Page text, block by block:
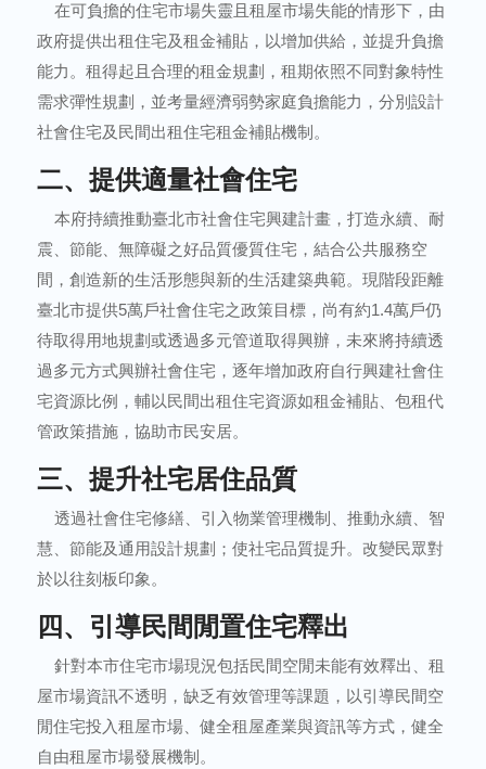
在可負擔的住宅市場失靈且租屋市場失能的情形下，由
政府提供出租住宅及租金補貼，以增加供給，並提升負擔
能力。租得起且合理的租金規劃，租期依照不同對象特性
需求彈性規劃，並考量經濟弱勢家庭負擔能力，分別設計
社會住宅及民間出租住宅租金補貼機制。
二、提供適量社會住宅
本府持續推動臺北市社會住宅興建計畫，打造永續、耐
震、節能、無障礙之好品質優質住宅，結合公共服務空
間，創造新的生活形態與新的生活建築典範。現階段距離
臺北市提供5萬戶社會住宅之政策目標，尚有約1.4萬戶仍
待取得用地規劃或透過多元管道取得興辦，未來將持續透
過多元方式興辦社會住宅，逐年增加政府自行興建社會住
宅資源比例，輔以民間出租住宅資源如租金補貼、包租代
管政策措施，協助市民安居。
三、提升社宅居住品質
透過社會住宅修繕、引入物業管理機制、推動永續、智
慧、節能及通用設計規劃；使社宅品質提升。改變民眾對
於以往刻板印象。
四、引導民間閒置住宅釋出
針對本市住宅市場現況包括民間空閒未能有效釋出、租
屋市場資訊不透明，缺乏有效管理等課題，以引導民間空
閒住宅投入租屋市場、健全租屋產業與資訊等方式，健全
自由租屋市場發展機制。